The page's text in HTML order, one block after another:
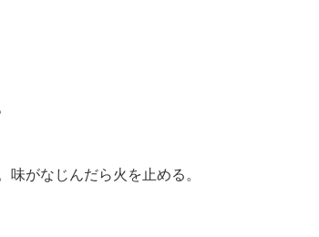
がなじんだら火を止める。